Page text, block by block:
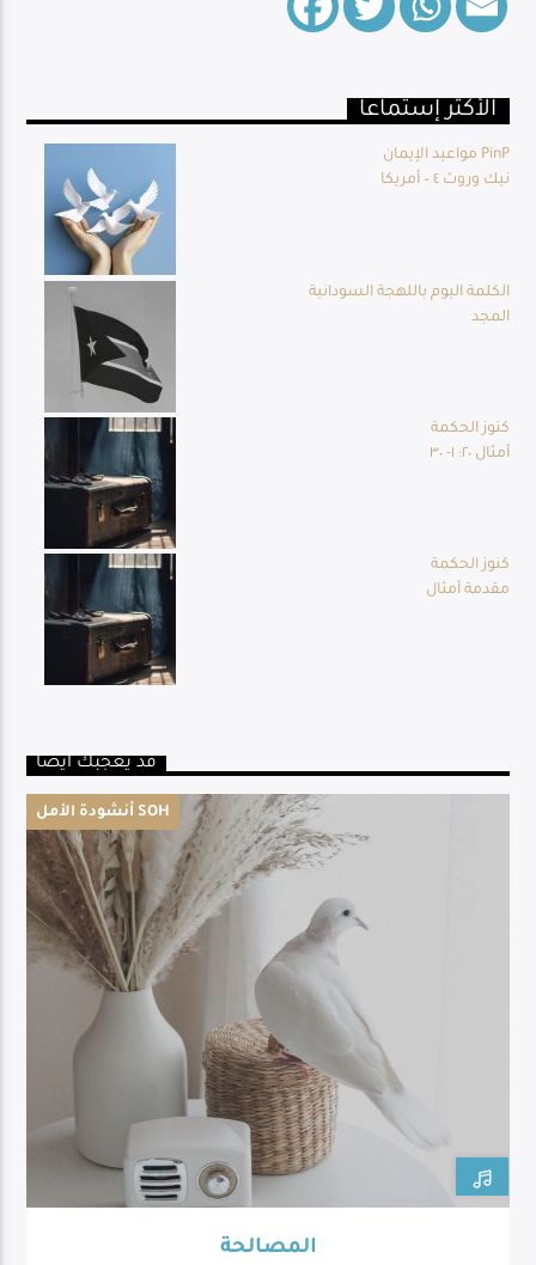
الأكثر إستماعا
مواعيد الإيمان PinP
نيك وروث ٤ – أمريكا
الكلمة اليوم باللهجة السودانية
المجد
كنوز الحكمة
أمثال ٢٠: ١- ٣٠
كنوز الحكمة
مقدمة أمثال
قد يعجبك أيضا
أنشودة الأمل SOH
المصالحة